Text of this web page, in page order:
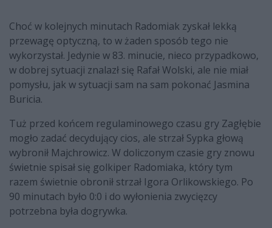
Choć w kolejnych minutach Radomiak zyskał lekką
przewagę optyczną, to w żaden sposób tego nie
wykorzystał. Jedynie w 83. minucie, nieco przypadkowo,
w dobrej sytuacji znalazł się Rafał Wolski, ale nie miał
pomysłu, jak w sytuacji sam na sam pokonać Jasmina
Buricia.
Tuż przed końcem regulaminowego czasu gry Zagłębie
mogło zadać decydujący cios, ale strzał Sypka głową
wybronił Majchrowicz. W doliczonym czasie gry znowu
świetnie spisał się golkiper Radomiaka, który tym
razem świetnie obronił strzał Igora Orlikowskiego. Po
90 minutach było 0:0 i do wyłonienia zwycięzcy
potrzebna była dogrywka.